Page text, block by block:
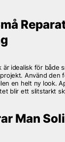
är idealisk för både
Använd den
en helt ny look.
blir ett slitstarkt
Man